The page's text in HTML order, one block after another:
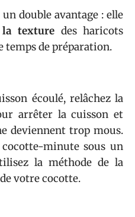
double avantage : elle
texture des haricots
temps de préparation.
écoulé, relâchez la
arrêter la cuisson et
deviennent trop mous.
minute sous un
la méthode de la
votre cocotte.